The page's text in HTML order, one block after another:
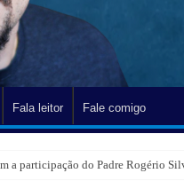
Fala leitor Fale comigo
a participação do Padre Rogério
clientes com camiseta da Broomer